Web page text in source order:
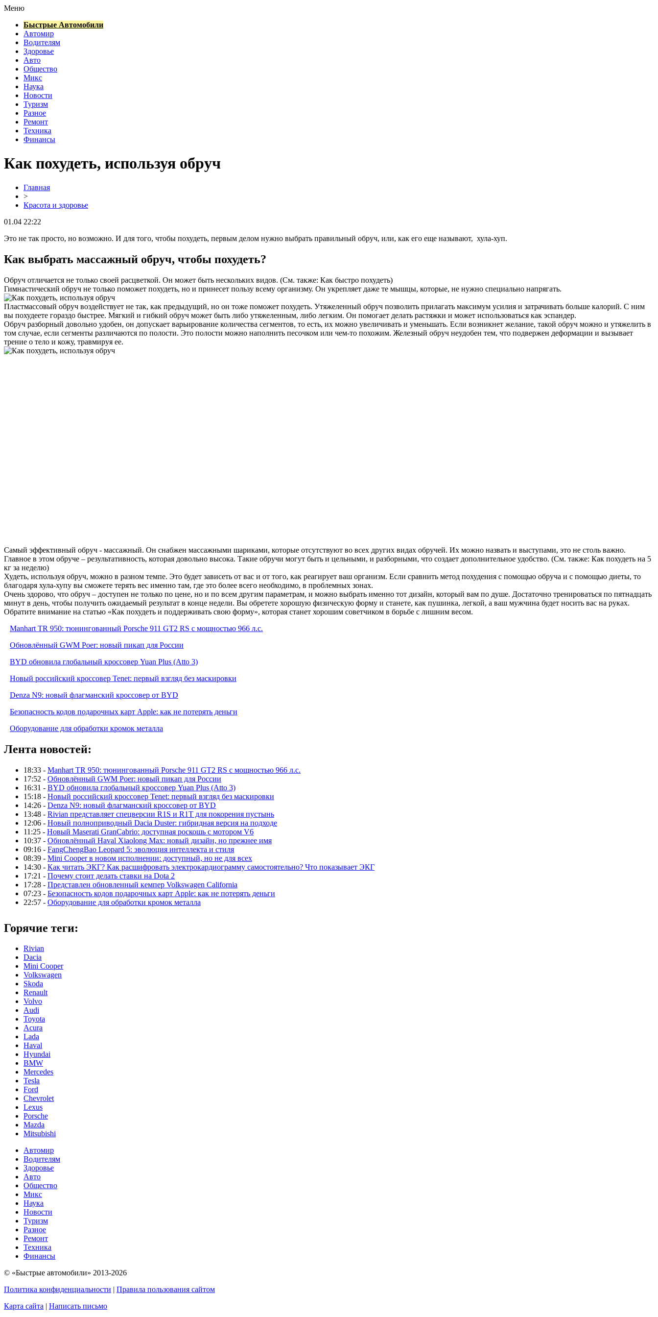
Меню
Быстрые Автомобили
Автомир
Водителям
Здоровье
Авто
Общество
Микс
Наука
Новости
Туризм
Разное
Ремонт
Техника
Финансы
Как похудеть, используя обруч
Главная
>
Красота и здоровье
01.04 22:22
Это не так просто, но возможно. И для того, чтобы похудеть, первым делом нужно выбрать правильный обруч, или, как его еще называют, хула-хуп.
Как выбрать массажный обруч, чтобы похудеть?
Обруч отличается не только своей расцветкой. Он может быть нескольких видов. (См. также: Как быстро похудеть)
Гимнастический обруч не только поможет похудеть, но и принесет пользу всему организму. Он укрепляет даже те мышцы, которые, не нужно специально напрягать.
Пластмассовый обруч воздействует не так, как предыдущий, но он тоже поможет похудеть. Утяжеленный обруч позволить прилагать максимум усилия и затрачивать больше калорий. С ним
вы похудеете гораздо быстрее. Мягкий и гибкий обруч может быть либо утяжеленным, либо легким. Он помогает делать растяжки и может использоваться как эспандер.
Обруч разборный довольно удобен, он допускает варьирование количества сегментов, то есть, их можно увеличивать и уменьшать. Если возникнет желание, такой обруч можно и утяжелить в
том случае, если сегменты различаются по полости. Это полости можно наполнить песочком или чем-то похожим. Железный обруч неудобен тем, что подвержен деформации и вызывает
трение о тело и кожу, травмируя ее.
Самый эффективный обруч - массажный. Он снабжен массажными шариками, которые отсутствуют во всех других видах обручей. Их можно назвать и выступами, это не столь важно.
Главное в этом обруче – результативность, которая довольно высока. Такие обручи могут быть и цельными, и разборными, что создает дополнительное удобство. (См. также: Как похудеть на 5
кг за неделю)
Худеть, используя обруч, можно в разном темпе. Это будет зависеть от вас и от того, как реагирует ваш организм. Если сравнить метод похудения с помощью обруча и с помощью диеты, то
благодаря хула-хупу вы сможете терять вес именно там, где это более всего необходимо, в проблемных зонах.
Очень здорово, что обруч – доступен не только по цене, но и по всем другим параметрам, и можно выбрать именно тот дизайн, который вам по душе. Достаточно тренироваться по пятнадцать
минут в день, чтобы получить ожидаемый результат в конце недели. Вы обретете хорошую физическую форму и станете, как пушинка, легкой, а ваш мужчина будет носить вас на руках.
Обратите внимание на статью «Как похудеть и поддерживать свою форму», которая станет хорошим советчиком в борьбе с лишним весом.
Manhart TR 950: тюнингованный Porsche 911 GT2 RS с мощностью 966 л.с.
Обновлённый GWM Poer: новый пикап для России
BYD обновила глобальный кроссовер Yuan Plus (Atto 3)
Новый российский кроссовер Tenet: первый взгляд без маскировки
Denza N9: новый флагманский кроссовер от BYD
Безопасность кодов подарочных карт Apple: как не потерять деньги
Оборудование для обработки кромок металла
Лента новостей:
18:33 - Manhart TR 950: тюнингованный Porsche 911 GT2 RS с мощностью 966 л.с.
17:52 - Обновлённый GWM Poer: новый пикап для России
16:31 - BYD обновила глобальный кроссовер Yuan Plus (Atto 3)
15:18 - Новый российский кроссовер Tenet: первый взгляд без маскировки
14:26 - Denza N9: новый флагманский кроссовер от BYD
13:48 - Rivian представляет спецверсии R1S и R1T для покорения пустынь
12:06 - Новый полноприводный Dacia Duster: гибридная версия на подходе
11:25 - Новый Maserati GranCabrio: доступная роскошь с мотором V6
10:37 - Обновлённый Haval Xiaolong Max: новый дизайн, но прежнее имя
09:16 - FangChengBao Leopard 5: эволюция интеллекта и стиля
08:39 - Mini Cooper в новом исполнении: доступный, но не для всех
14:30 - Как читать ЭКГ? Как расшифровать электрокардиограмму самостоятельно? Что показывает ЭКГ
17:21 - Почему стоит делать ставки на Dota 2
17:28 - Представлен обновленный кемпер Volkswagen California
07:23 - Безопасность кодов подарочных карт Apple: как не потерять деньги
22:57 - Оборудование для обработки кромок металла
Горячие теги:
Rivian
Dacia
Mini Cooper
Volkswagen
Skoda
Renault
Volvo
Audi
Toyota
Acura
Lada
Haval
Hyundai
BMW
Mercedes
Tesla
Ford
Chevrolet
Lexus
Porsche
Mazda
Mitsubishi
Автомир
Водителям
Здоровье
Авто
Общество
Микс
Наука
Новости
Туризм
Разное
Ремонт
Техника
Финансы
© «Быстрые автомобили» 2013-2026
Политика конфиденциальности | Правила пользования сайтом
Карта сайта | Написать письмо